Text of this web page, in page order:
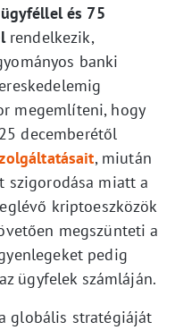
és 75
rendelkezik,
banki
megemlíteni, hogy
decemberétől
, miután
szigorodása miatt a
kriptoeszközök
megszünteti a
pedig
ügyfelek számláján.
globális stratégiáját